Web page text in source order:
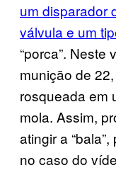
um disparador
válvula e um
“porca”.
munição de
rosqueada em
mola. Assim,
atingir a
no caso do